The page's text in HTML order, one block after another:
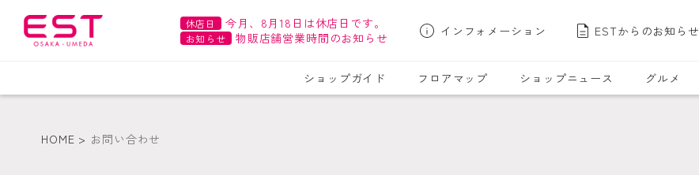
休店日 今月、8月18日は休店日です。
お知らせ 物販店舗営業時間のお知らせ インフォメーション ESTからのお知らせ
ショップガイド フロアマップ ショップニュース グルメ
HOME お問い合わせ